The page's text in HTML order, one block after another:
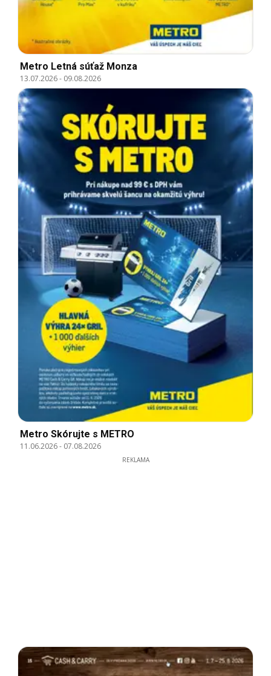
Metro Letná súťaž Monza
13.07.2026- 09.08.2026
Metro Skórujte s METRO
11.06.2026- 07.08.2026
REKLAMA